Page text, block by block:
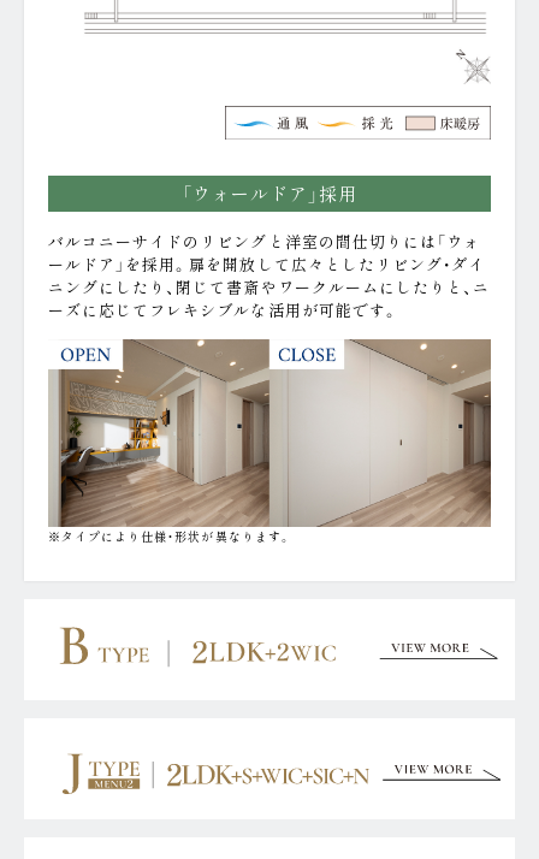
「ウォールドア」採用
バルコニーサイドのリビングと洋室の間仕切りには「ウォ
ールドア」を採用。扉を開放して広々としたリビング・ダイ
ニングにしたり、閉じて書斎やワークルームにしたりと、ニ
ーズに応じてフレキシブルな活用が可能です。
※タイプにより仕様・形状が異なります。